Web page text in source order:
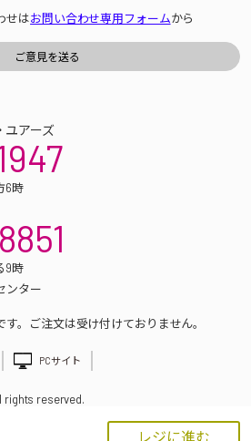
レジに進む
せはお問い合わせ専用フォームから
ユアーズ
6時
9時
ンター
。ご注文は受け付けておりません。
PCサイト
rights reserved.